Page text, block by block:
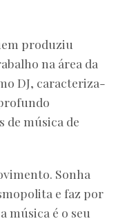
produziu
na área da
DJ, caracteriza-
de música de
Sonha
e faz por
música é o seu